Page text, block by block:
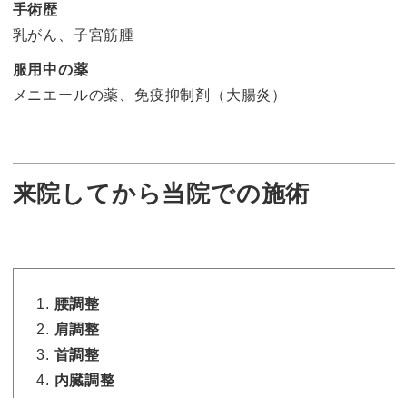
手術歴
乳がん、子宮筋腫
服用中の薬
メニエールの薬、免疫抑制剤（大腸炎）
来院してから当院での施術
腰調整
肩調整
首調整
内臓調整